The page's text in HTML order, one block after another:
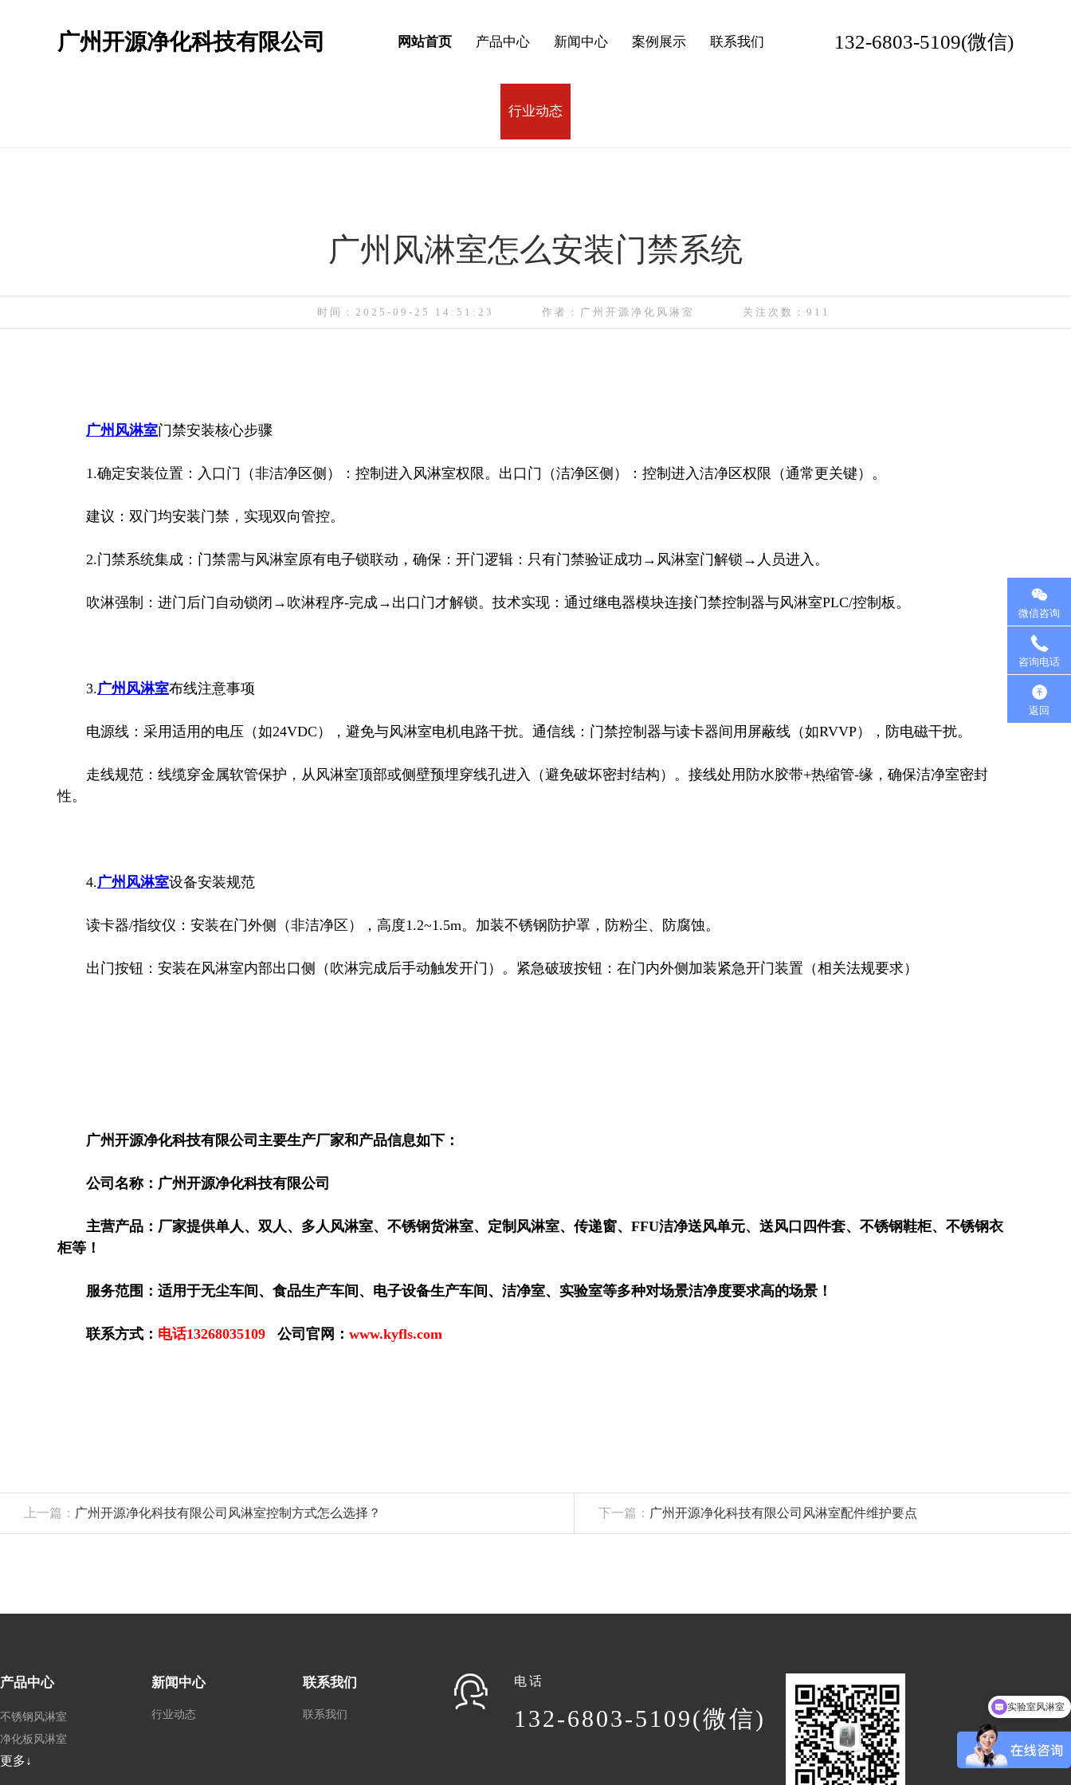
广州开源净化科技有限公司 132-6803-5109(微信)
网站首页 产品中心 新闻中心 案例展示 联系我们
行业动态
广州风淋室怎么安装门禁系统
时间：2025-09-25 14:51:23 作者：广州开源净化风淋室 关注次数：911
广州风淋室门禁安装核心步骤
1.确定安装位置： 入口门（非洁净区侧）：控制进入风淋室权限。 出口门（洁净区侧）：控制进入洁净区权限（通常更关键）。
建议：双门均安装门禁，实现双向管控。
2.门禁系统集成： 门禁需与风淋室原有电子锁联动， 确保： 开门逻辑：只有门禁验证成功→风淋室门解锁→人员进入。
吹淋强制：进门后门自动锁闭→吹淋程序-完成→出口门才解锁。 技术实现：通过继电器模块连接门禁控制器与风淋室PLC/控制板。
3.广州风淋室布线注意事项
电源线：采用适用的电压（如24VDC），避免与风淋室电机电路干扰。 通信线：门禁控制器与读卡器间用屏蔽线（如RVVP），防电磁干扰。
走线规范： 线缆穿金属软管保护，从风淋室顶部或侧壁预埋穿线孔进入（避免破坏密封结构）。 接线处用防水胶带+热缩管-缘，确保洁净室密封
性。
4.广州风淋室设备安装规范
读卡器/指纹仪：安装在门外侧（非洁净区），高度1.2~1.5m。加装不锈钢防护罩，防粉尘、防腐蚀。
出门按钮：安装在风淋室内部出口侧（吹淋完成后手动触发开门）。 紧急破玻按钮：在门内外侧加装紧急开门装置（相关法规要求）
广州开源净化科技有限公司主要生产厂家和产品信息如下：
公司名称：广州开源净化科技有限公司
主营产品：厂家提供单人、双人、多人风淋室、不锈钢货淋室、定制风淋室、传递窗、FFU洁净送风单元、送风口四件套、不锈钢鞋柜、不锈钢衣
柜等！
服务范围：适用于无尘车间、食品生产车间、电子设备生产车间、洁净室、实验室等多种对场景洁净度要求高的场景！
联系方式： 电话13268035109 公司官网： www.kyfls.com
上一篇： 广州开源净化科技有限公司风淋室控制方式怎么选择？ 下一篇： 广州开源净化科技有限公司风淋室配件维护要点
产品中心
不锈钢风淋室
净化板风淋室
外冷板风淋室
更多↓
新闻中心
行业动态
联系我们
联系我们
电话
132-6803-5109(微信)
微信咨询
咨询电话
返回
实验室风淋室